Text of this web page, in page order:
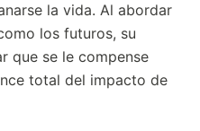
la vida. Al abordar
los futuros, su
que se le compense
total del impacto de